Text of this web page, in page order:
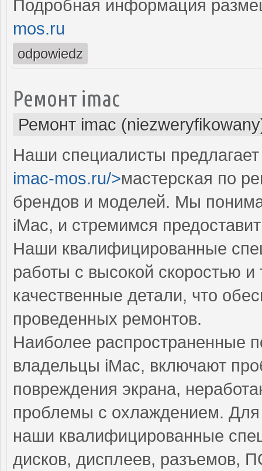
Подробная информация
mos.ru
odpowiedz
Ремонт imac
Ремонт imac
Наши специалисты
imac-mos.ru/>мастерская по
брендов и моделей. Мы
iMac, и стремимся
Наши квалифицированные
работы с высокой скоростью и
качественные детали, что
проведенных ремонтов.
Наиболее распространенные
владельцы iMac, включают
повреждения экрана,
проблемы с охлаждением. Для
наши квалифицированные
дисков, дисплеев, разъемов,